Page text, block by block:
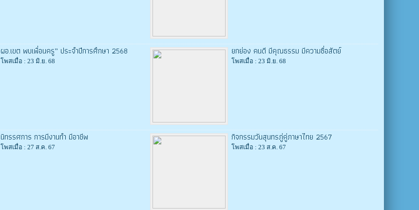
ผอ.เขต พบเพื่อนครู” ประจำปีการศึกษา 2568
โพสเมื่อ : 23 มิ.ย. 68
ยกย่อง คนดี มีคุณธรรม มีความซื่อสัตย์
โพสเมื่อ : 23 มิ.ย. 68
นิทรรศการ การมีงานทำ มีอาชีพ
โพสเมื่อ : 27 ส.ค. 67
กิจกรรมวันสุนทรภู่คู่ภาษาไทย 2567
โพสเมื่อ : 23 ส.ค. 67